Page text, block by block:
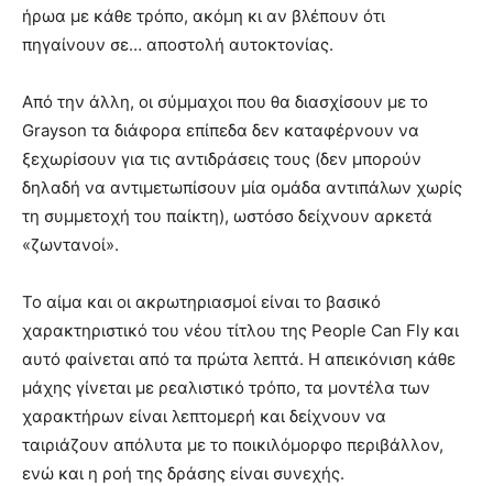
ήρωα με κάθε τρόπο, ακόμη κι αν βλέπουν ότι
πηγαίνουν σε… αποστολή αυτοκτονίας.
Από την άλλη, οι σύμμαχοι που θα διασχίσουν με το
Grayson τα διάφορα επίπεδα δεν καταφέρνουν να
ξεχωρίσουν για τις αντιδράσεις τους (δεν μπορούν
δηλαδή να αντιμετωπίσουν μία ομάδα αντιπάλων χωρίς
τη συμμετοχή του παίκτη), ωστόσο δείχνουν αρκετά
«ζωντανοί».
Το αίμα και οι ακρωτηριασμοί είναι το βασικό
χαρακτηριστικό του νέου τίτλου της People Can Fly και
αυτό φαίνεται από τα πρώτα λεπτά. Η απεικόνιση κάθε
μάχης γίνεται με ρεαλιστικό τρόπο, τα μοντέλα των
χαρακτήρων είναι λεπτομερή και δείχνουν να
ταιριάζουν απόλυτα με το ποικιλόμορφο περιβάλλον,
ενώ και η ροή της δράσης είναι συνεχής.